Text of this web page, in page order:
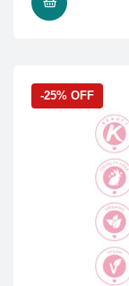
-25% OFF